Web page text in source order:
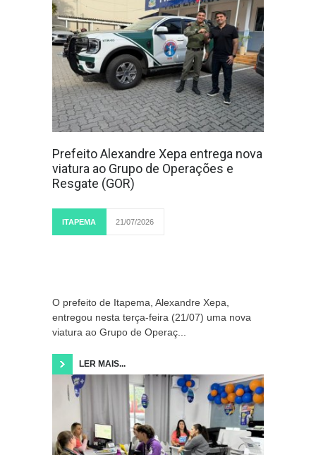
Prefeito Alexandre Xepa entrega nova
viatura ao Grupo de Operações e
Resgate (GOR)
ITAPEMA 21/07/2026
O prefeito de Itapema, Alexandre Xepa,
entregou nesta terça-feira (21/07) uma nova
viatura ao Grupo de Operaç...
LER MAIS...